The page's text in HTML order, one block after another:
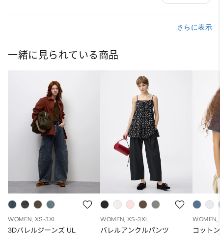
さらに表示
一緒に見られている商品
WOMEN, XS-3XL
3Dバレルジーンズ UL
WOMEN, XS-3XL
バレルアンクルパンツ
WOMEN,
コット